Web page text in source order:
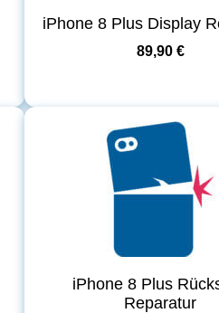
iPhone 8 Plus Display
89,90 €
iPhone 8 Plus
Reparatur